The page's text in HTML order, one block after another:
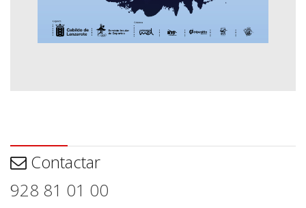
Contactar
928 81 01 00